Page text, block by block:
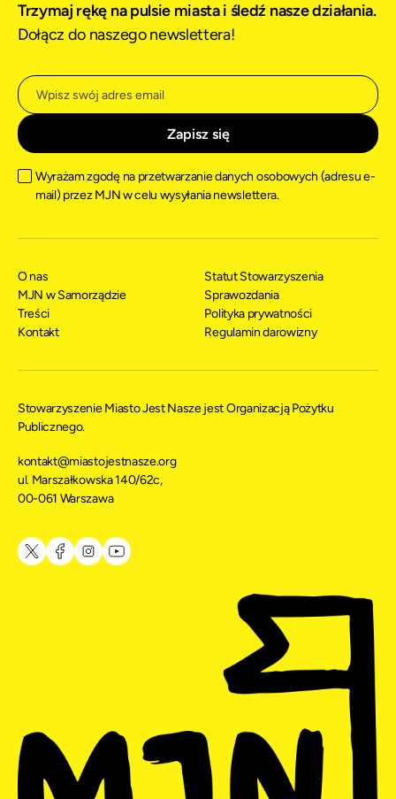
Trzymaj rękę na pulsie miasta i śledź nasze działania.
Dołącz do naszego newslettera!
Wyrażam zgodę na przetwarzanie danych osobowych (adresu e-
mail) przez MJN w celu wysyłania newslettera.
Stowarzyszenie Miasto Jest Nasze jest Organizacją Pożytku
Publicznego.
kontakt@miastojestnasze.org
ul. Marszałkowska 140/62c,
00-061 Warszawa
O nas
MJN w Samorządzie
Treści
Kontakt
Statut Stowarzyszenia
Sprawozdania
Polityka prywatności
Regulamin darowizny